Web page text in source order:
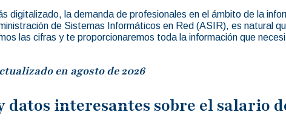
digitalizado, la demanda de profesionales en el ámbito de la
de Sistemas Informáticos en Red (ASIR), es natural
las cifras y te proporcionaremos toda la información que
en agosto de 2026
datos interesantes sobre el salario